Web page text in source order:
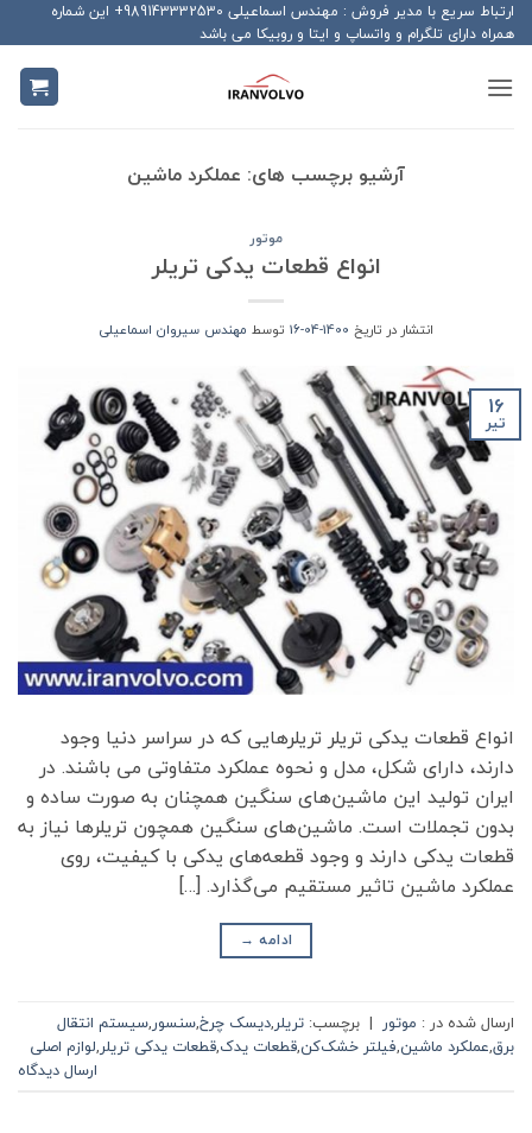
Skip
to
content
ارتباط سریع با مدیر فروش : مهندس اسماعیلی 989143332530+ این شماره
همراه دارای تلگرام و واتساپ و ایتا و روبیکا می باشد
آرشیو برچسب های: عملکرد ماشین
موتور
انواع قطعات یدکی تریلر
انتشار در تاریخ 1400-04-16 توسط مهندس سیروان اسماعیلی
16
تیر
انواع قطعات یدکی تریلر تریلرهایی که در سراسر دنیا وجود
دارند، دارای شکل، مدل و نحوه عملکرد متفاوتی می باشند. در
ایران تولید این ماشین‌های سنگین همچنان به صورت ساده و
بدون تجملات است. ماشین‌های سنگین همچون تریلرها نیاز به
قطعات یدکی دارند و وجود قطعه‌های یدکی با کیفیت، روی
عملکرد ماشین تاثیر مستقیم می‌گذارد. […]
ادامه →
ارسال شده در : موتور | برچسب: تریلر,دیسک چرخ,سنسور,سیستم انتقال
برق,عملکرد ماشین,فیلتر خشک‌کن,قطعات یدک,قطعات یدکی تریلر,لوازم اصلی
ارسال دیدگاه